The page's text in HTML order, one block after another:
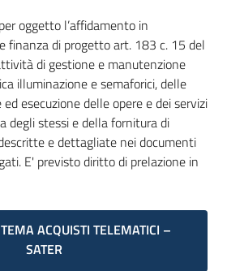
oggetto l’affidamento in
finanza di progetto art. 183 c. 15 del
di gestione e manutenzione
illuminazione e semaforici, delle
esecuzione delle opere e dei servizi
degli stessi e della fornitura di
e dettagliate nei documenti
E' previsto diritto di prelazione in
ACQUISTI TELEMATICI –
SATER